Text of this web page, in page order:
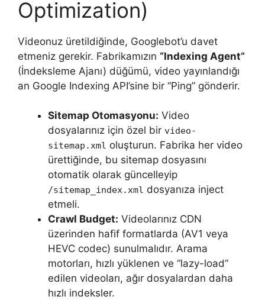
Optimization)
Videonuz üretildiğinde, Googlebot’u davet
etmeniz gerekir. Fabrikamızın “Indexing Agent”
(İndeksleme Ajanı) düğümü, video yayınlandığı
an Google Indexing API’sine bir “Ping” gönderir.
Sitemap Otomasyonu: Video
dosyalarınız için özel bir video-
sitemap.xml oluşturun. Fabrika her video
ürettiğinde, bu sitemap dosyasını
otomatik olarak güncelleyip
/sitemap_index.xml dosyanıza inject
etmeli.
Crawl Budget: Videolarınız CDN
üzerinden hafif formatlarda (AV1 veya
HEVC codec) sunulmalıdır. Arama
motorları, hızlı yüklenen ve “lazy-load”
edilen videoları, ağır dosyalardan daha
hızlı indeksler.